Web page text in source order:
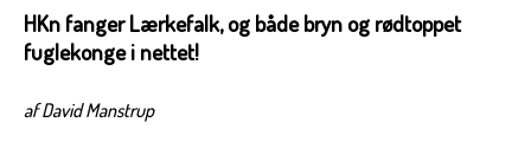
HKn fanger Lærkefalk, og både bryn og rødtoppet
fuglekonge i nettet!
af David Manstrup